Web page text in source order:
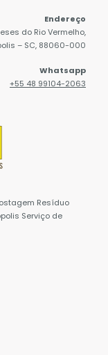
Endereço
do Rio Vermelho,
– SC, 88060-000
Whatsapp
+55 48 99104-2063
Resíduo
Serviço de